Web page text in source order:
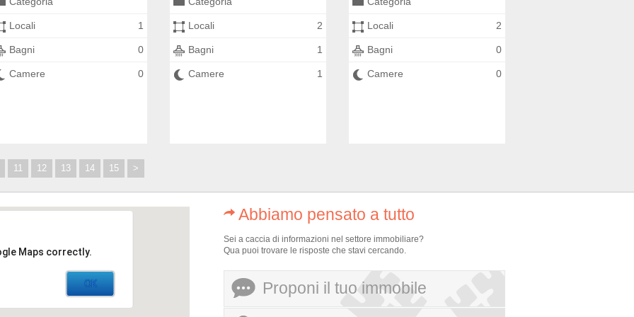
Locali 1
Bagni 0
Camere 0
Locali 2
Bagni 1
Camere 1
Locali 2
Bagni 0
Camere 0
11 12 13 14 15 >
Maps correctly.
OK
Abbiamo pensato a tutto
Sei a caccia di informazioni nel settore immobiliare?
Qua puoi trovare le risposte che stavi cercando.
Proponi il tuo immobile